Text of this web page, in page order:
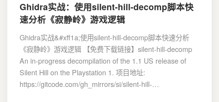
Ghidra实战：使用silent-hill-decomp脚本快
速分析《寂静岭》游戏逻辑
Ghidra实战&#xff1a;使用silent-hill-decomp脚本快速分析
《寂静岭》游戏逻辑 【免费下载链接】silent-hill-decomp
An in-progress decompilation of the 1.1 US release of
Silent Hill on the Playstation 1. 项目地址:
https://gitcode.com/gh_mirrors/si/silent-hill-…